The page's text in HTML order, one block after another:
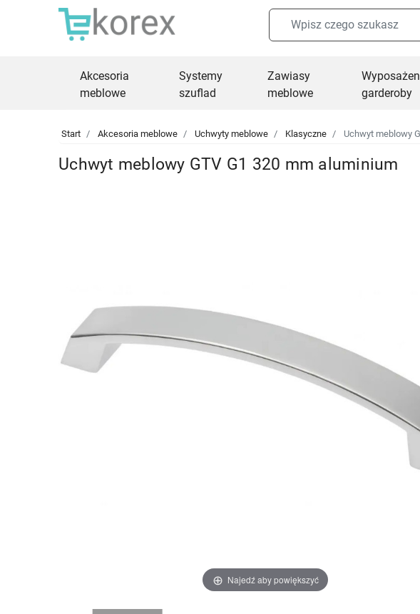
Akcesoria
meblowe
Systemy
szuflad
Zawiasy
meblowe
garderoby
Start Akcesoria meblowe Uchwyty meblowe Klasyczne Uchwyt meblowy
Uchwyt meblowy GTV G1 320 mm aluminium
Najedź aby powiększyć